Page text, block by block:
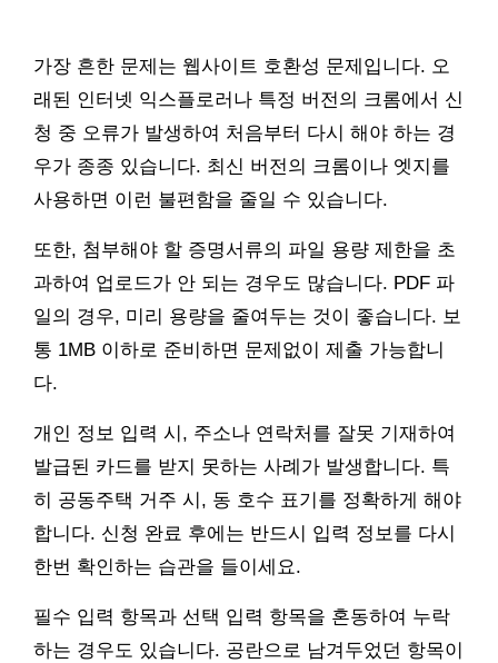
가장 흔한 문제는 웹사이트 호환성 문제입니다. 오
래된 인터넷 익스플로러나 특정 버전의 크롬에서 신
청 중 오류가 발생하여 처음부터 다시 해야 하는 경
우가 종종 있습니다. 최신 버전의 크롬이나 엣지를
사용하면 이런 불편함을 줄일 수 있습니다.
또한, 첨부해야 할 증명서류의 파일 용량 제한을 초
과하여 업로드가 안 되는 경우도 많습니다. PDF 파
일의 경우, 미리 용량을 줄여두는 것이 좋습니다. 보
통 1MB 이하로 준비하면 문제없이 제출 가능합니
다.
개인 정보 입력 시, 주소나 연락처를 잘못 기재하여
발급된 카드를 받지 못하는 사례가 발생합니다. 특
히 공동주택 거주 시, 동 호수 표기를 정확하게 해야
합니다. 신청 완료 후에는 반드시 입력 정보를 다시
한번 확인하는 습관을 들이세요.
필수 입력 항목과 선택 입력 항목을 혼동하여 누락
하는 경우도 있습니다. 공란으로 남겨두었던 항목이